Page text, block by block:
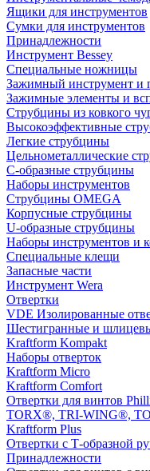
Ящики для инструментов
Сумки для инструментов
Принадлежности
Инструмент Bessey
Специальные ножницы
Зажимный инструмент и
Зажимные элементы и
Струбцины из ковкого
Высокоэффективные
Легкие струбцины
Цельнометаллические
C-образные струбцины
Наборы инструментов
Струбцины OMEGA
Корпусные струбцины
U-образные струбцины
Наборы инструментов и
Специальные клещи
Запасные части
Инструмент Wera
Отвертки
VDE Изолированные
Шестигранные и
Kraftform Kompakt
Наборы отверток
Kraftform Micro
Kraftform Comfort
Отвертки для винтов
TORX®, TRI-WING®,
Kraftform Plus
Отвертки с Т-образной
Принадлежности